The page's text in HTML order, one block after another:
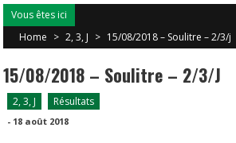
Vous êtes ici
Home > 2, 3, J > 15/08/2018 – Soulitre – 2/3/j
15/08/2018 – Soulitre – 2/3/j
2, 3, J Résultats
- 18 août 2018